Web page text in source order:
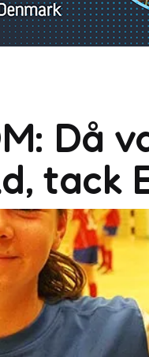
Då
tack